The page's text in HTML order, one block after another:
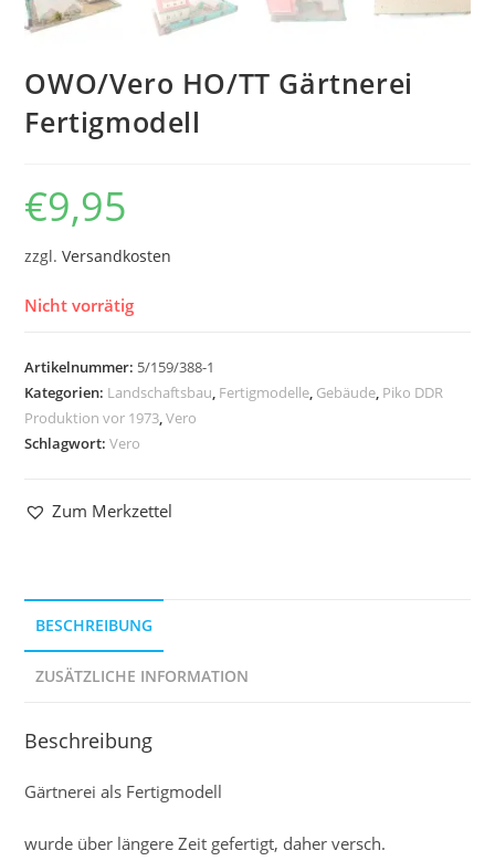
OWO/Vero HO/TT Gärtnerei
Fertigmodell
€9,95
zzgl.Versandkosten
Nicht vorrätig
Artikelnummer: 5/159/388-1
Kategorien: Landschaftsbau, Fertigmodelle, Gebäude, Piko DDR
Produktion vor 1973,Vero
Schlagwort:Vero
Zum Merkzettel
BESCHREIBUNG
ZUSÄTZLICHE INFORMATION
Beschreibung
Gärtnerei als Fertigmodell
wurde über längere Zeit gefertigt, daher versch.